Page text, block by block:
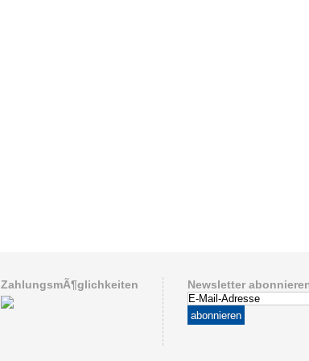
ZahlungsmÃ¶glichkeiten Newsletter
abonnieren